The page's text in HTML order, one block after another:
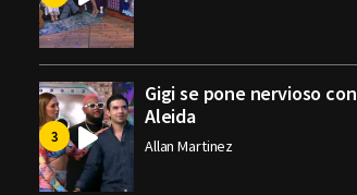
Gigi se pone nervioso con
Aleida
Allan Martinez